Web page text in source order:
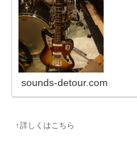
sounds-detour.com
↑詳しくはこちら